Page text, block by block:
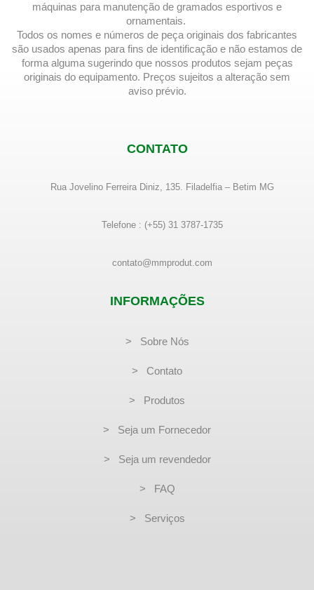
máquinas para manutenção de gramados esportivos e
ornamentais.
Todos os nomes e números de peça originais dos fabricantes
são usados ​​apenas para fins de identificação e não estamos de
forma alguma sugerindo que nossos produtos sejam peças
originais do equipamento. Preços sujeitos a alteração sem
aviso prévio.
CONTATO
Rua Jovelino Ferreira Diniz, 135. Filadelfia – Betim MG
Telefone : (+55) 31 3787-1735
contato@mmprodut.com
INFORMAÇÕES
> Sobre Nós
> Contato
> Produtos
> Seja um Fornecedor
> Seja um revendedor
> FAQ
> Serviços